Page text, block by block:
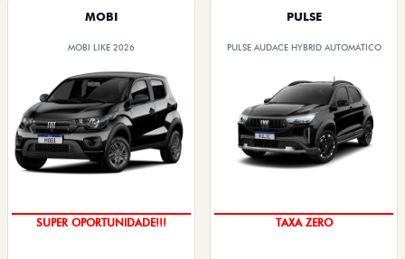
MOBI
MOBI LIKE 2026
SUPER OPORTUNIDADE!!!
PULSE
PULSE AUDACE HYBRID AUTOMÁTICO
TAXA ZERO